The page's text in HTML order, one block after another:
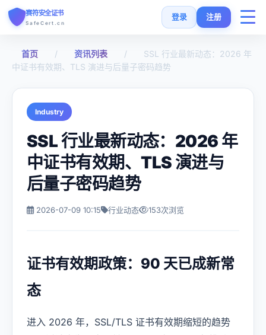
赛符安全证书
SafeCert.cn
登录 注册
首页
SSL安装指南
SSL工具
货币
注册
首页 / 资讯列表 /
SSL 行业最新动态：2026 年
中证书有效期、TLS 演进与后量子密码趋势
Industry
SSL 行业最新动态：2026 年
中证书有效期、TLS 演进与
后量子密码趋势
2026-07-09 10:15 行业动态 153次浏览
证书有效期政策：90 天已成新常
态
进入 2026 年，SSL/TLS 证书有效期缩短的趋势